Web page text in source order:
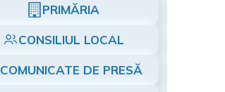
PRIMĂRIA
CONSILIUL LOCAL
COMUNICATE DE PRESĂ